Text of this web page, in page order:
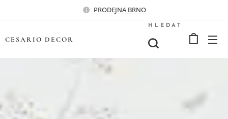
PRODEJNA BRNO
CESARIO DECOR
HLEDAT